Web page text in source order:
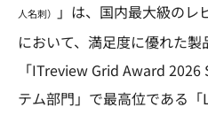
人名刺）
」は、国内最大級のレ
において、満足度に優れた製
「ITreview Grid Award
テム部門」で最高位である